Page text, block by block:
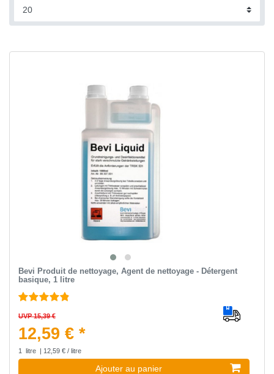
Bevi Produit de nettoyage, Agent de nettoyage - Détergent
basique, 1 litre
UVP 15,39 €
12,59 € *
1 litre | 12,59 € / litre
Ajouter au panier